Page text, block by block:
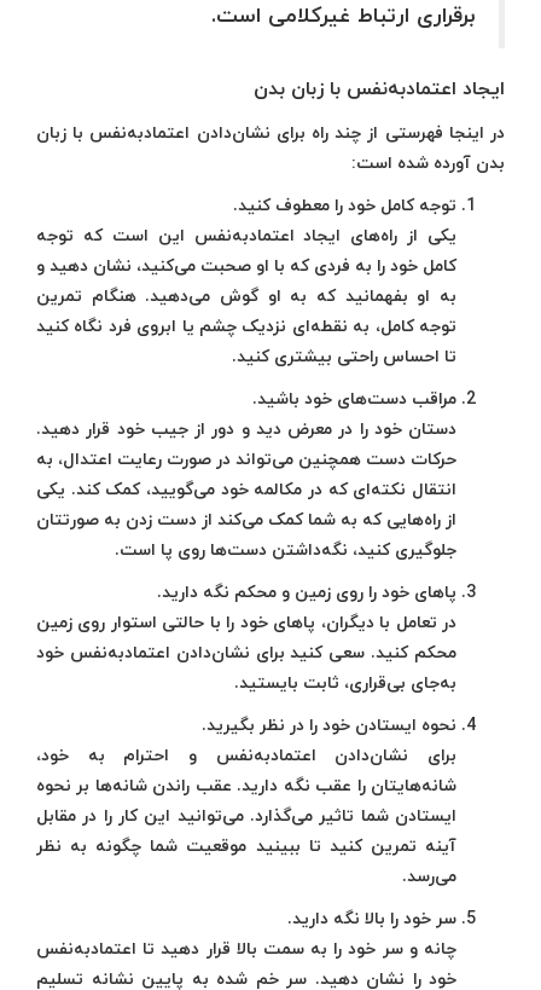
برقراری ارتباط غیرکلامی است.
ایجاد اعتمادبه‌نفس با زبان بدن
در اینجا فهرستی از چند راه برای نشان‌دادن اعتمادبه‌نفس با زبان
بدن آورده شده است:
توجه کامل خود را معطوف کنید.
یکی از راه‌های ایجاد اعتمادبه‌نفس این است که توجه
کامل خود را به فردی که با او صحبت می‌کنید، نشان دهید و
به او بفهمانید که به او گوش می‌دهید. هنگام تمرین
توجه کامل، به نقطه‌ای نزدیک چشم یا ابروی فرد نگاه کنید
تا احساس راحتی بیشتری کنید.
مراقب دست‌های خود باشید.
دستان خود را در معرض دید و دور از جیب خود قرار دهید.
حرکات دست همچنین می‌تواند در صورت رعایت اعتدال، به
انتقال نکته‌ای که در مکالمه خود می‌گویید، کمک کند. یکی
از راه‌هایی که به شما کمک می‌کند از دست زدن به صورتتان
جلوگیری کنید، نگه‌داشتن دست‌ها روی پا است.
پاهای خود را روی زمین و محکم نگه دارید.
در تعامل با دیگران، پاهای خود را با حالتی استوار روی زمین
محکم کنید. سعی کنید برای نشان‌دادن اعتمادبه‌نفس خود
به‌جای بی‌قراری، ثابت بایستید.
نحوه ایستادن خود را در نظر بگیرید.
برای نشان‌دادن اعتمادبه‌نفس و احترام به خود،
شانه‌هایتان را عقب نگه دارید. عقب راندن شانه‌ها بر نحوه
ایستادن شما تاثیر می‌گذارد. می‌توانید این کار را در مقابل
آینه تمرین کنید تا ببینید موقعیت شما چگونه به نظر
می‌رسد.
سر خود را بالا نگه دارید.
چانه و سر خود را به سمت بالا قرار دهید تا اعتمادبه‌نفس
خود را نشان دهید. سر خم شده به پایین نشانه تسلیم